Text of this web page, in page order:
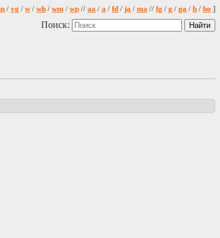
/ vg / w/ wh / wm / wp // aa / a / fd / ja / ma // fg / g / ga / h / ho ]
Поиск: